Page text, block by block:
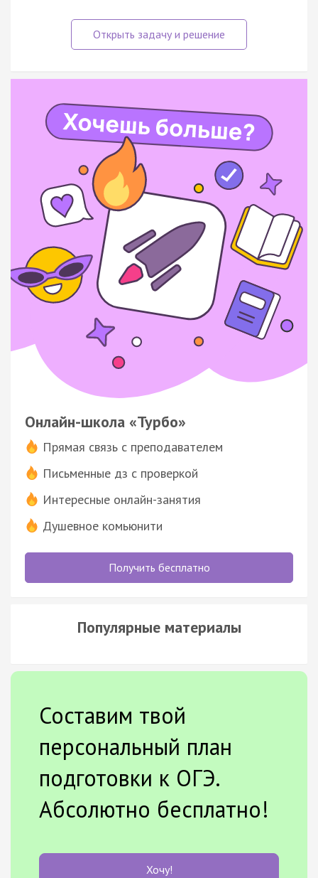
Онлайн-школа «Турбо»
Прямая связь с преподавателем
Письменные дз с проверкой
Интересные онлайн-занятия
Душевное комьюнити
Получить бесплатно
Популярные материалы
Составим твой
персональный план
подготовки к ОГЭ.
Абсолютно бесплатно!
Хочу!